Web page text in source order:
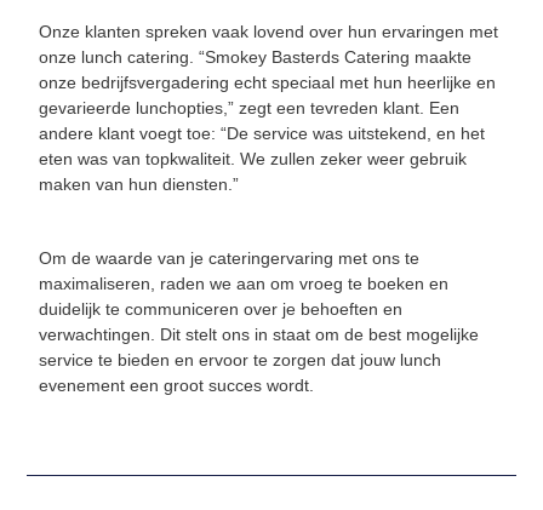
Onze klanten spreken vaak lovend over hun ervaringen met
onze lunch catering. “Smokey Basterds Catering maakte
onze bedrijfsvergadering echt speciaal met hun heerlijke en
gevarieerde lunchopties,” zegt een tevreden klant. Een
andere klant voegt toe: “De service was uitstekend, en het
eten was van topkwaliteit. We zullen zeker weer gebruik
maken van hun diensten.”
Om de waarde van je cateringervaring met ons te
maximaliseren, raden we aan om vroeg te boeken en
duidelijk te communiceren over je behoeften en
verwachtingen. Dit stelt ons in staat om de best mogelijke
service te bieden en ervoor te zorgen dat jouw lunch
evenement een groot succes wordt.